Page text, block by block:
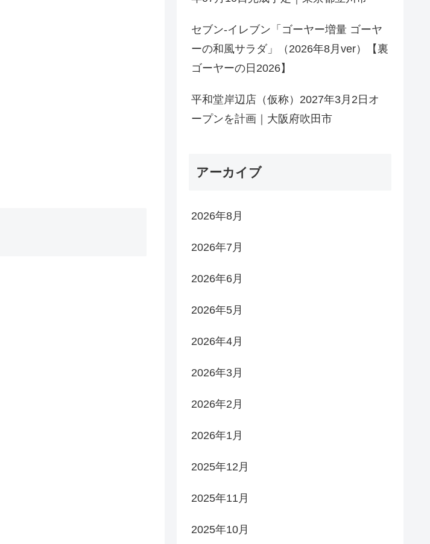
セブン-イレブン「ゴーヤー増量 ゴーヤ
ーの和風サラダ」（2026年8月ver）【裏
ゴーヤーの日2026】
平和堂岸辺店（仮称）2027年3月2日オ
ープンを計画｜大阪府吹田市
アーカイブ
2026年8月
2026年7月
2026年6月
2026年5月
2026年4月
2026年3月
2026年2月
2026年1月
2025年12月
2025年11月
2025年10月